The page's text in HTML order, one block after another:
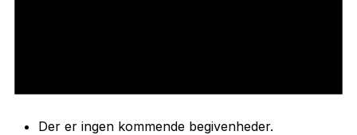
Der er ingen kommende begivenheder.